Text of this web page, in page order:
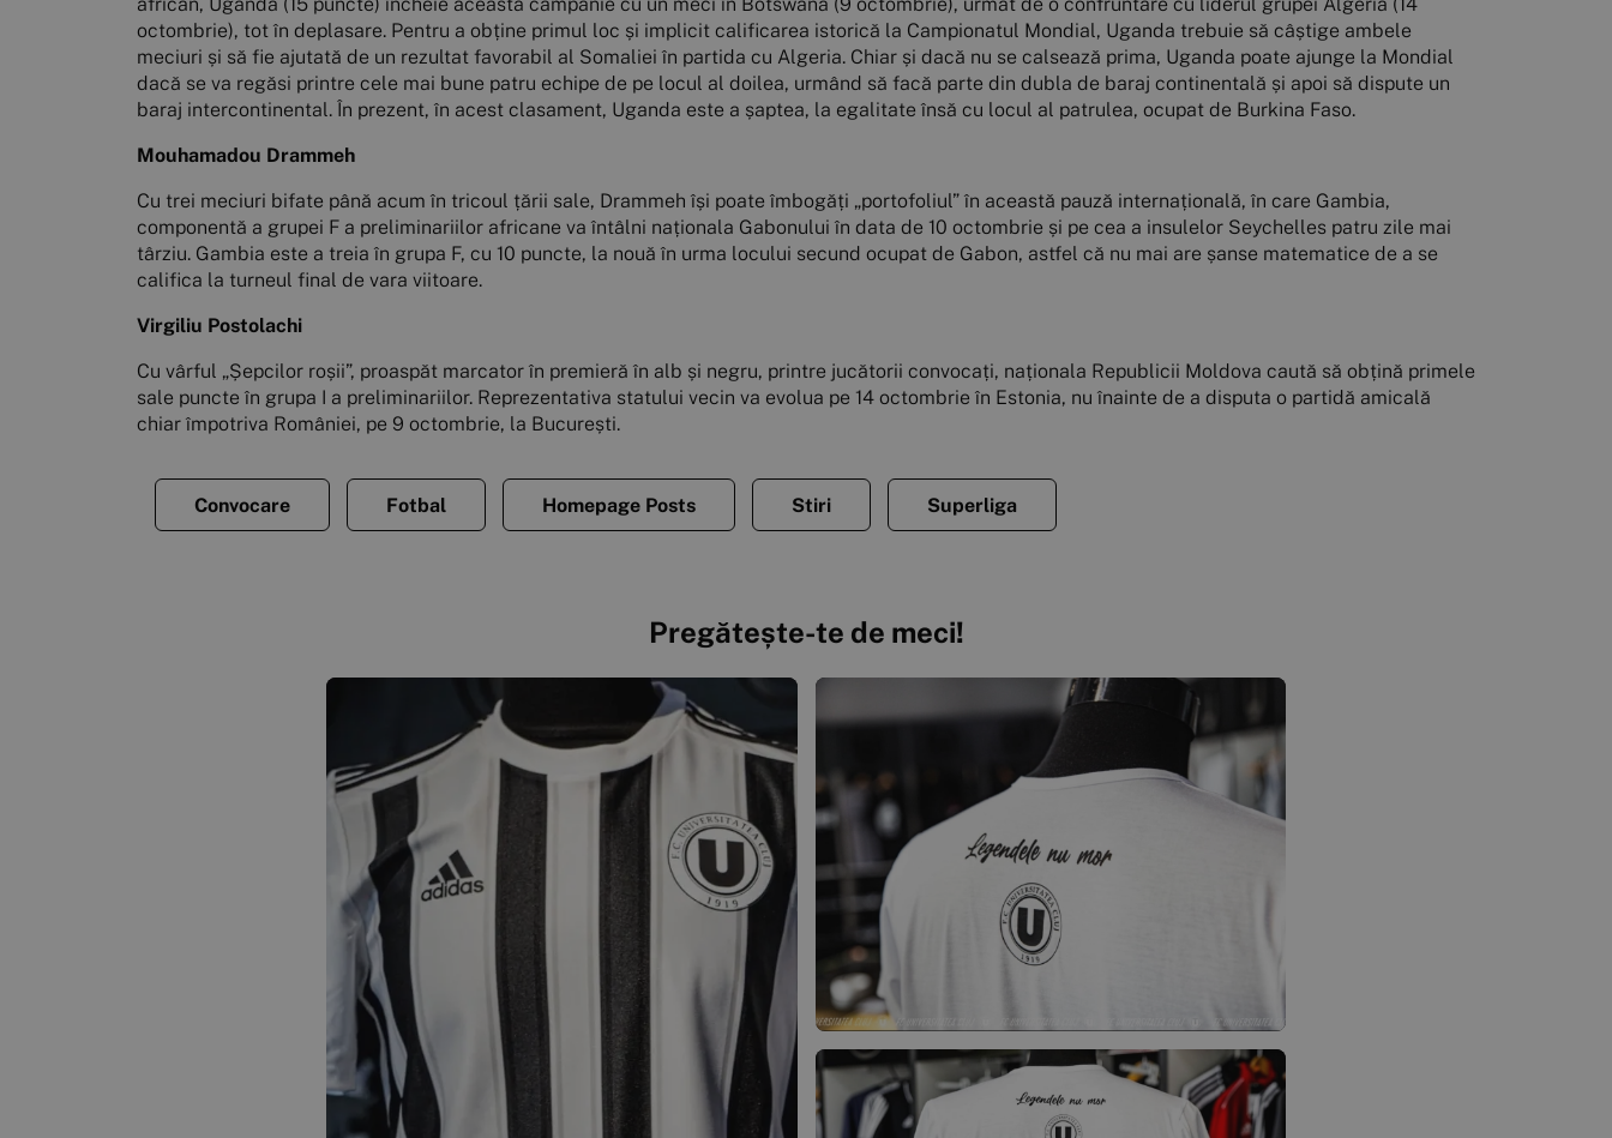
octombrie), tot în deplasare. Pentru a obține primul loc și implicit calificarea istorică la Campionatul Mondial, Uganda trebuie să câștige ambele
meciuri și să fie ajutată de un rezultat favorabil al Somaliei în partida cu Algeria. Chiar și dacă nu se calsează prima, Uganda poate ajunge la Mondial
dacă se va regăsi printre cele mai bune patru echipe de pe locul al doilea, urmând să facă parte din dubla de baraj continentală și apoi să dispute un
baraj intercontinental. În prezent, în acest clasament, Uganda este a șaptea, la egalitate însă cu locul al patrulea, ocupat de Burkina Faso.
Mouhamadou Drammeh
Cu trei meciuri bifate până acum în tricoul țării sale, Drammeh își poate îmbogăți „portofoliul” în această pauză internațională, în care Gambia,
componentă a grupei F a preliminariilor africane va întâlni naționala Gabonului în data de 10 octombrie și pe cea a insulelor Seychelles patru zile mai
târziu. Gambia este a treia în grupa F, cu 10 puncte, la nouă în urma locului secund ocupat de Gabon, astfel că nu mai are șanse matematice de a se
califica la turneul final de vara viitoare.
Virgiliu Postolachi
Cu vârful „Șepcilor roșii”, proaspăt marcator în premieră în alb și negru, printre jucătorii convocați, naționala Republicii Moldova caută să obțină primele
sale puncte în grupa I a preliminariilor. Reprezentativa statului vecin va evolua pe 14 octombrie în Estonia, nu înainte de a disputa o partidă amicală
chiar împotriva României, pe 9 octombrie, la București.
Convocare Fotbal Homepage Posts Stiri Superliga
Pregătește-te de meci!